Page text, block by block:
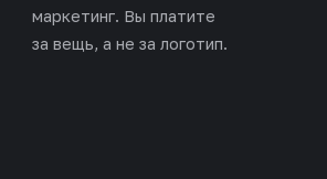
маркетинг. Вы платите
за вещь, а не за логотип.